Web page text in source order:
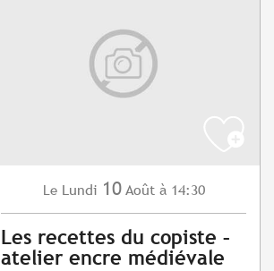
Le Lundi 10 Août à 14:30
Les recettes du copiste –
atelier encre médiévale